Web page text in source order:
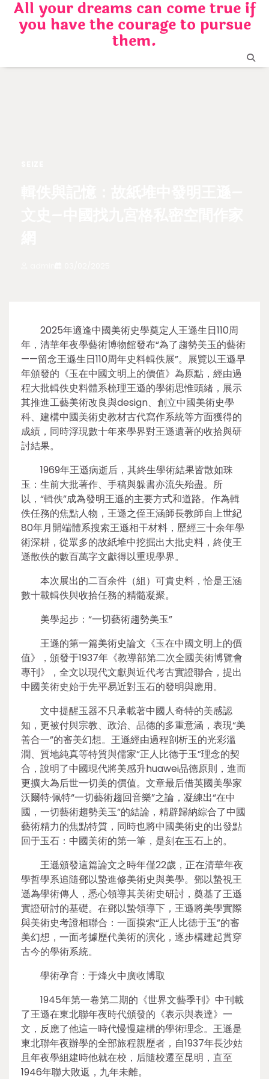
Skip
content
All your dreams can come true if
you have the courage to pursue
them.
2025年適逢中國美術史學奠定人王遜生日110周
年，清華年夜學藝術博物館發布“為了趨勢美玉的藝術
——留念王遜生日110周年史料輯佚展”。展覽以王遜早
年頒發的《玉在中國文明上的價值》為原點，經由過
程大批輯佚史料體系梳理王遜的學術思惟頭緒，展示
其推進工藝美術改良與design、創立中國美術史學
科、建構中國美術史教材古代寫作系統等方面獲得的
成績，同時浮現數十年來學界對王遜遺著的收拾與研
討結果。
1969年王遜病逝后，其終生學術結果皆散如珠
玉：生前大批著作、手稿與躲書亦流失殆盡。所
以，“輯佚”成為發明王遜的主要方式和道路。作為輯
佚任務的焦點人物，王遜之侄王涵師長教師自上世紀
80年月開端體系搜索王遜相干材料，歷經三十余年學
術深耕，從眾多的故紙堆中挖掘出大批史料，終使王
遜散佚的數百萬字文獻得以重現學界。
本次展出的二百余件（組）可貴史料，恰是王涵
數十載輯佚與收拾任務的精髓凝聚。
美學起步：“一切藝術趨勢美玉”
王遜的第一篇美術史論文《玉在中國文明上的價
值》，頒發于1937年《教導部第二次全國美術博覽會
專刊》，全文以現代文獻與近代考古實證聯合，提出
中國美術史始于先平易近對玉石的發明與應用。
文中提醒玉器不只承載著中國人奇特的美感認
知，更被付與宗教、政治、品德的多重意涵，表現“美
善合一”的審美幻想。王遜經由過程剖析玉的光彩溫
潤、質地純真等特質與儒家“正人比德于玉”理念的契
合，說明了中國現代將美感升huawei品德原則，進而
更擴大為后世一切美的價值。文章最后借英國美學家
沃爾特·佩特“一切藝術趨回音樂”之論，凝練出“在中
國，一切藝術趨勢美玉”的結論，精辟歸納綜合了中國
藝術精力的焦點特質，同時也將中國美術史的出發點
回于玉石：中國美術的第一筆，是刻在玉石上的。
王遜頒發這篇論文之時年僅22歲，正在清華年夜
學哲學系追隨鄧以蟄進修美術史與美學。鄧以蟄視王
遜為學術傳人，悉心領導其美術史研討，奠基了王遜
實證研討的基礎。在鄧以蟄領導下，王遜將美學實際
與美術史考證相聯合：一面摸索“正人比德于玉”的審
美幻想，一面考據歷代美術的演化，逐步構建起貫穿
古今的學術系統。
學術孕育：于烽火中廣收博取
1945年第一卷第二期的《世界文藝季刊》中刊載
了王遜在東北聯年夜時代頒發的《表示與表達》一
文，反應了他這一時代慢慢建構的學術理念。王遜是
東北聯年夜辦學的全部旅程親歷者，自1937年長沙姑
且年夜學組建時他就在校，后隨校遷至昆明，直至
1946年聯大敗返，九年未離。